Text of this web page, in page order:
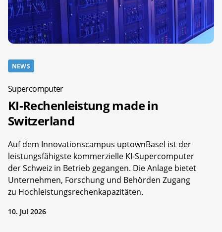
NEWS
Supercomputer
KI-Rechenleistung made in
Switzerland
Auf dem Innovationscampus uptownBasel ist der
leistungsfähigste kommerzielle KI-Supercomputer
der Schweiz in Betrieb gegangen. Die Anlage bietet
Unternehmen, Forschung und Behörden Zugang
zu Hochleistungsrechenkapazitäten.
10. Jul 2026